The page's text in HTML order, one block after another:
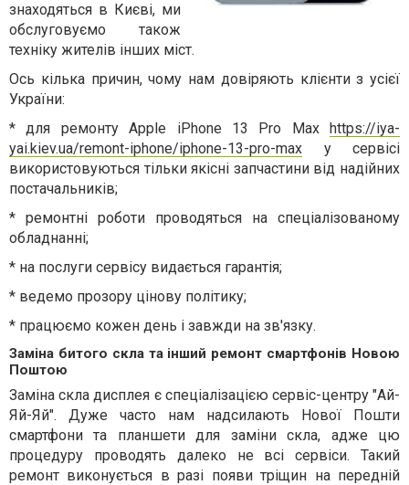
знаходяться в Києві, ми
обслуговуємо також
техніку жителів інших міст.
Ось кілька причин, чому нам довіряють клієнти з усієї
України:
* для ремонту Apple iPhone 13 Pro Max https://iya-
yai.kiev.ua/remont-iphone/iphone-13-pro-max у сервісі
використовуються тільки якісні запчастини від надійних
постачальників;
* ремонтні роботи проводяться на спеціалізованому
обладнанні;
* на послуги сервісу видається гарантія;
* ведемо прозору цінову політику;
* працюємо кожен день і завжди на зв'язку.
Заміна битого скла та інший ремонт смартфонів Новою
Поштою
Заміна скла дисплея є спеціалізацією сервіс-центру "Ай-
Яй-Яй". Дуже часто нам надсилають Нової Пошти
смартфони та планшети для заміни скла, адже цю
процедуру проводять далеко не всі сервіси. Такий
ремонт виконується в разі появи тріщин на передній